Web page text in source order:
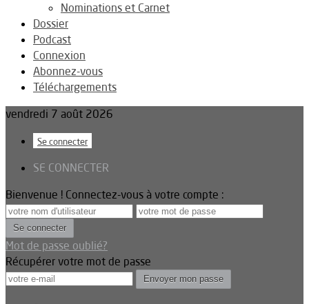
Nominations et Carnet
Dossier
Podcast
Connexion
Abonnez-vous
Téléchargements
vendredi 7 août 2026
Se connecter
SE CONNECTER
Bienvenue ! Connectez-vous à votre compte :
Mot de passe oublié?
Récupérer votre mot de passe